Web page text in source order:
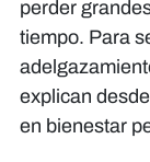
perder
tiempo. Para
explican
en bienestar